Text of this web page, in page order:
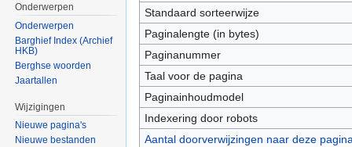
Standaard sorteerwijze
Paginalengte (in bytes)
Paginanummer
Taal voor de pagina
Paginainhoudmodel
Indexering door robots
Aantal doorverwijzingen naar deze
Onderwerpen
Onderwerpen
Barghief Index (Archief
HKB)
Berghse woorden
Jaartallen
Wijzigingen
Nieuwe pagina's
Nieuwe bestanden